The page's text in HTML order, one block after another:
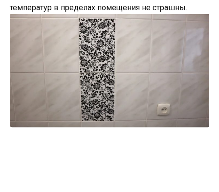
температур в пределах помещения не страшны.